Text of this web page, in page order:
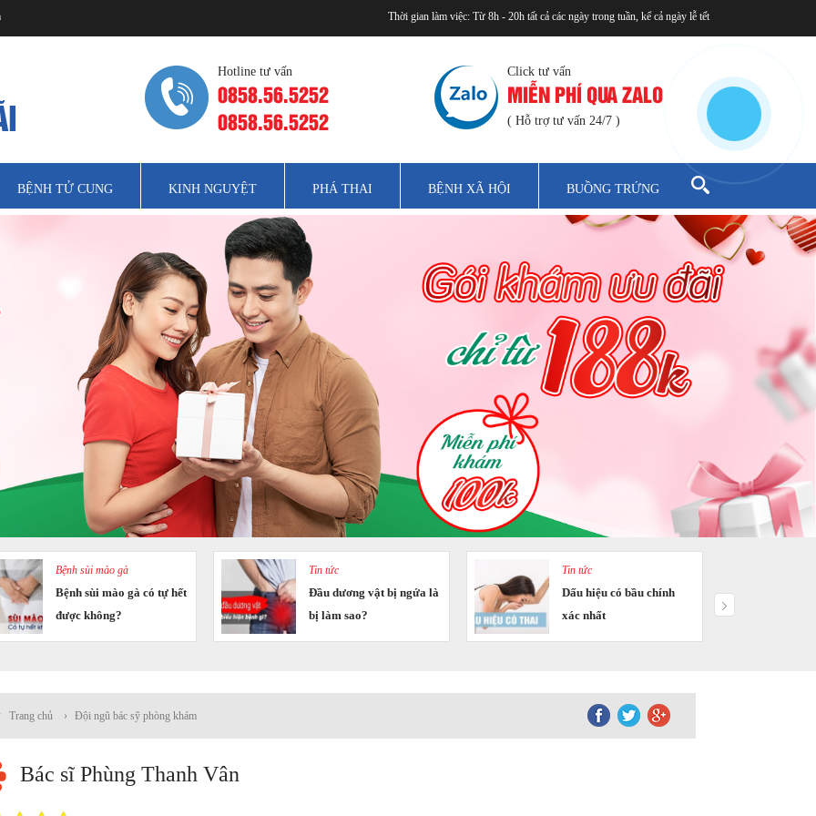
Thời gian làm việc: Từ 8h - 20h tất cả các ngày trong tuần, kể cả ngày lễ tết
Hotline tư vấn
0858.56.5252
0858.56.5252
Click tư vấn
MIỄN PHÍ QUA ZALO
( Hỗ trợ tư vấn 24/7 )
BỆNH TỬ CUNG KINH NGUYỆT PHÁ THAI BỆNH XÃ HỘI BUỒNG TRỨNG
Bệnh sùi mào gà
Bệnh sùi mào gà có tự hết
được không?
Tin tức
Đầu dương vật bị ngứa là
bị làm sao?
Tin tức
Dấu hiệu có bầu chính
xác nhất
Trang chủ › Đội ngũ bác sỹ phòng khám
Bác sĩ Phùng Thanh Vân